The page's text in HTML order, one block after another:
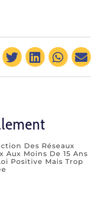
Des Réseaux
Aux Moins De 15 Ans
Positive Mais Trop